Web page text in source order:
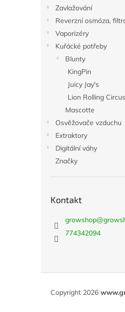
Zavlažování
Reverzní osmóza,
Vaporizéry
Kuřácké potřeby
Blunty
KingPin
Juicy Jay's
Lion Rolling Circus
Mascotte
Osvěžovače vzduchu
Extraktory
Digitální váhy
Značky
Kontakt
growshop@
774342094
Copyright 2026